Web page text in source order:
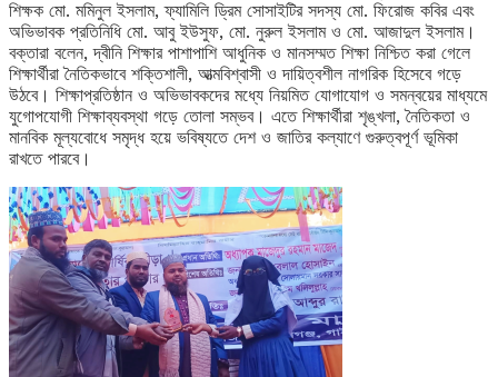
শিক্ষক মো. মমিনুল ইসলাম, ফ্যামিলি ড্রিম সোসাইটির সদস্য মো. ফিরোজ কবির এবং
অভিভাবক প্রতিনিধি মো. আবু ইউসুফ, মো. নুরুল ইসলাম ও মো. আজাদুল ইসলাম।
বক্তারা বলেন, দ্বীনি শিক্ষার পাশাপাশি আধুনিক ও মানসম্মত শিক্ষা নিশ্চিত করা গেলে
শিক্ষার্থীরা নৈতিকভাবে শক্তিশালী, আত্মবিশ্বাসী ও দায়িত্বশীল নাগরিক হিসেবে গড়ে
উঠবে। শিক্ষাপ্রতিষ্ঠান ও অভিভাবকদের মধ্যে নিয়মিত যোগাযোগ ও সমন্বয়ের মাধ্যমে
যুগোপযোগী শিক্ষাব্যবস্থা গড়ে তোলা সম্ভব। এতে শিক্ষার্থীরা শৃঙ্খলা, নৈতিকতা ও
মানবিক মূল্যবোধে সমৃদ্ধ হয়ে ভবিষ্যতে দেশ ও জাতির কল্যাণে গুরুত্বপূর্ণ ভূমিকা
রাখতে পারবে।